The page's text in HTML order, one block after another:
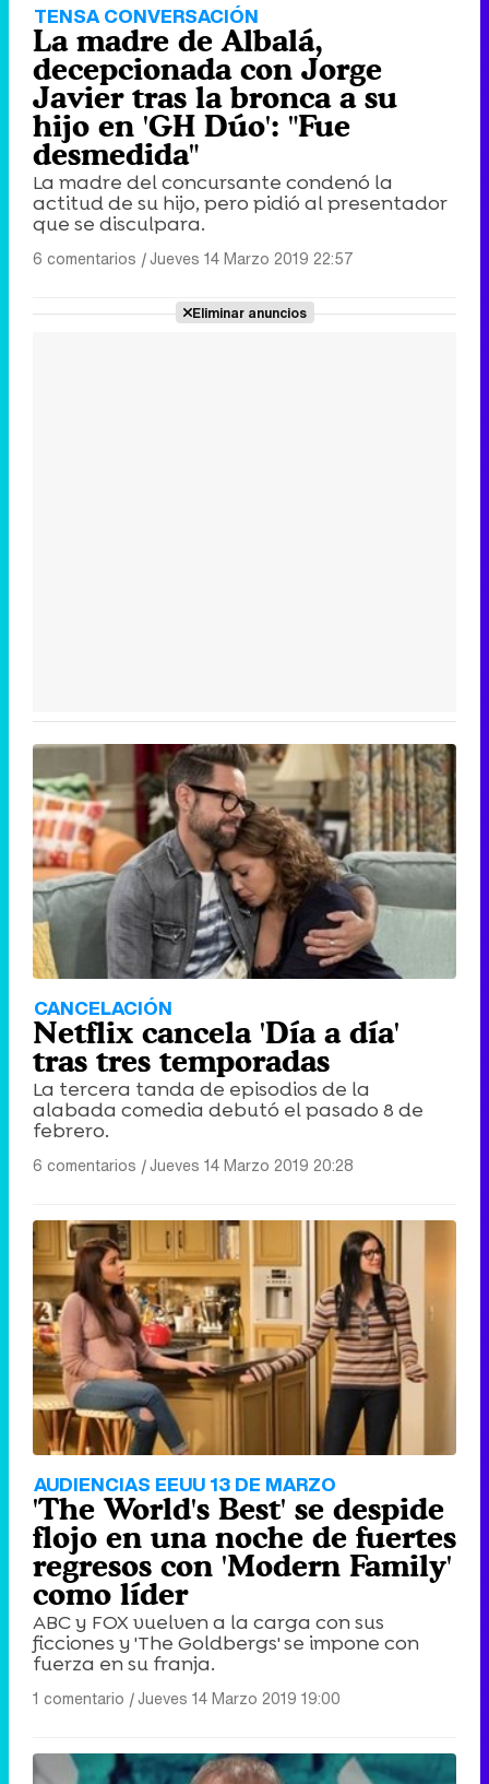
TENSA CONVERSACIÓN
La madre de Albalá,
decepcionada con Jorge
Javier tras la bronca a su
hijo en 'GH Dúo': "Fue
desmedida"
La madre del concursante condenó la
actitud de su hijo, pero pidió al presentador
que se disculpara.
6 comentarios |Jueves 14 Marzo 2019 22:57
Eliminar anuncios
CANCELACIÓN
Netflix cancela 'Día a día'
tras tres temporadas
La tercera tanda de episodios de la
alabada comedia debutó el pasado 8 de
febrero.
6 comentarios |Jueves 14 Marzo 2019 20:28
AUDIENCIAS EEUU 13 DE MARZO
'The World's Best' se despide
flojo en una noche de fuertes
regresos con 'Modern Family'
como líder
ABC y FOX vuelven a la carga con sus
ficciones y 'The Goldbergs' se impone con
fuerza en su franja.
1 comentario |Jueves 14 Marzo 2019 19:00